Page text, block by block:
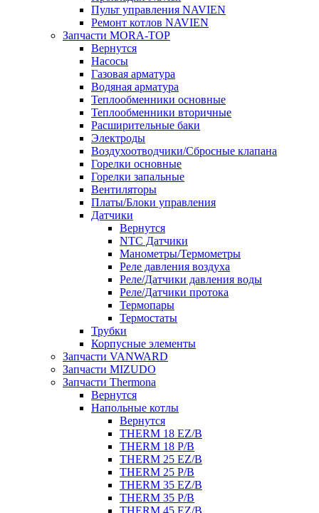
Пульт управления NAVIEN
Ремонт котлов NAVIEN
Запчасти MORA-TOP
Вернутся
Насосы
Газовая арматура
Водяная арматура
Теплообменники основные
Теплообменники вторичные
Расширительные баки
Электроды
Воздухоотводчики/Сбросные клапана
Горелки основные
Горелки запальные
Вентиляторы
Платы/Блоки управления
Датчики
Вернутся
NTC Датчики
Манометры/Термометры
Реле давления воздуха
Реле/Датчики давления воды
Реле/Датчики протока
Термопары
Термостаты
Трубки
Корпусные элементы
Запчасти VANWARD
Запчасти MIZUDO
Запчасти Thermona
Вернутся
Напольные котлы
Вернутся
THERM 18 EZ/B
THERM 18 P/B
THERM 25 EZ/B
THERM 25 P/B
THERM 35 EZ/B
THERM 35 P/B
THERM 45 EZ/B